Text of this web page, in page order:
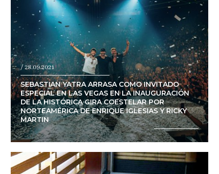
/ 28.09.2021
SEBASTIAN YATRA ARRASA COMO INVITADO
ESPECIAL EN LAS VEGAS EN LA INAUGURACIÓN
DE LA HISTÓRICA GIRA COESTELAR POR
NORTEAMÉRICA DE ENRIQUE IGLESIAS Y RICKY
MARTIN